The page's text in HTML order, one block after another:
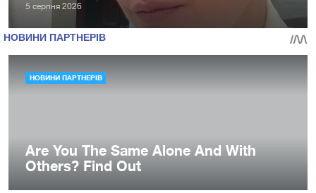
5 серпня 2026